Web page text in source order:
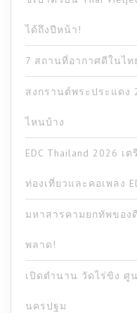
ได้ถึงปีหน้า!
7 สถานที่อากาศดีในไ
สงกรานต์พระประแดง
ไหนบ้าง
EDC Thailand 2026
ท่องเที่ยวและคอเพลง
มหาสารคามยกทัพขอ
พลาด!
เปิดตำนาน วัดไร่ขิง ศู
นครปฐม